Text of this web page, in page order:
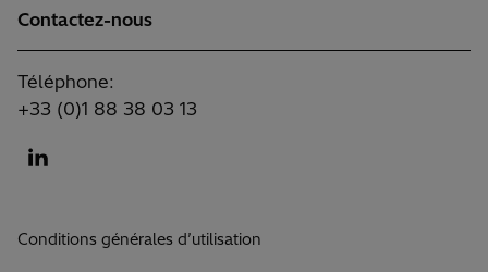
Contactez-nous
Téléphone:
+33 (0)1 88 38 03 13
Conditions générales d’utilisation